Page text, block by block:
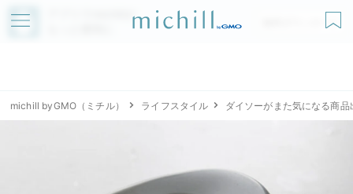
アプリでmichillが
無料ダウンロード
michill byGMO（ミチル） ライフスタイル ダイソーがまた気になる商